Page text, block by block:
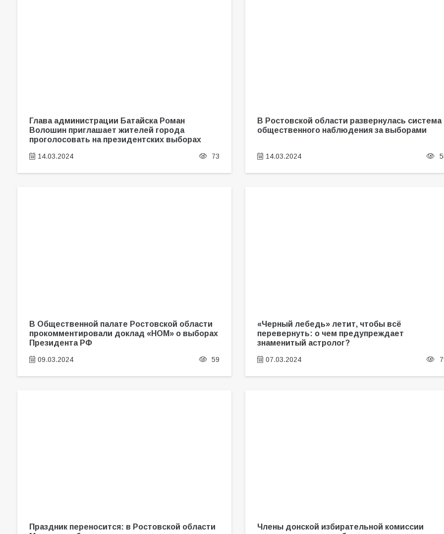
Глава администрации Батайска Роман
Волошин приглашает жителей города
проголосовать на президентских выборах
14.03.2024 73
В Ростовской области развернулась система
общественного наблюдения за выборами
14.03.2024
В Общественной палате Ростовской области
прокомментировали доклад «НОМ» о выборах
Президента РФ
09.03.2024 59
«Черный лебедь» летит, чтобы всё
перевернуть: о чем предупреждает
знаменитый астролог?
07.03.2024
Праздник переносится: в Ростовской области
Члены донской избирательной комиссии